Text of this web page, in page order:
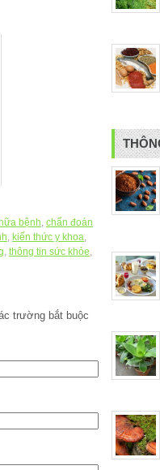
bệnh chẩn đoán
kiến thức y khoa
thông tin sức khỏe
trường bắt buộc